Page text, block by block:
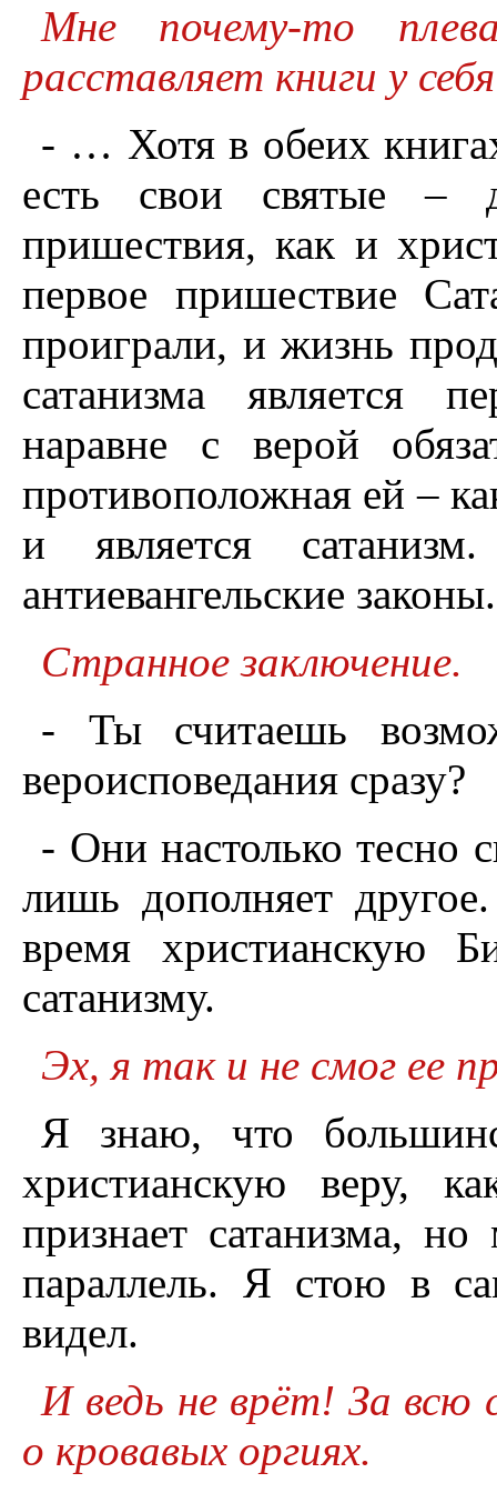
Мне почему-то
расставляет книги у
- … Хотя в обеих
есть свои святые –
пришествия, как и
первое пришествие
проиграли, и жизнь
сатанизма является
наравне с верой
противоположная ей –
и является
антиевангельские
Странное заключение.
- Ты считаешь
вероисповедания сразу?
- Они настолько тесно
лишь дополняет
время христианскую
сатанизму.
Эх, я так и не смог ее
Я знаю, что
христианскую веру,
признает сатанизма,
параллель. Я стою в
видел.
И ведь не врёт! За всю
о кровавых оргиях.